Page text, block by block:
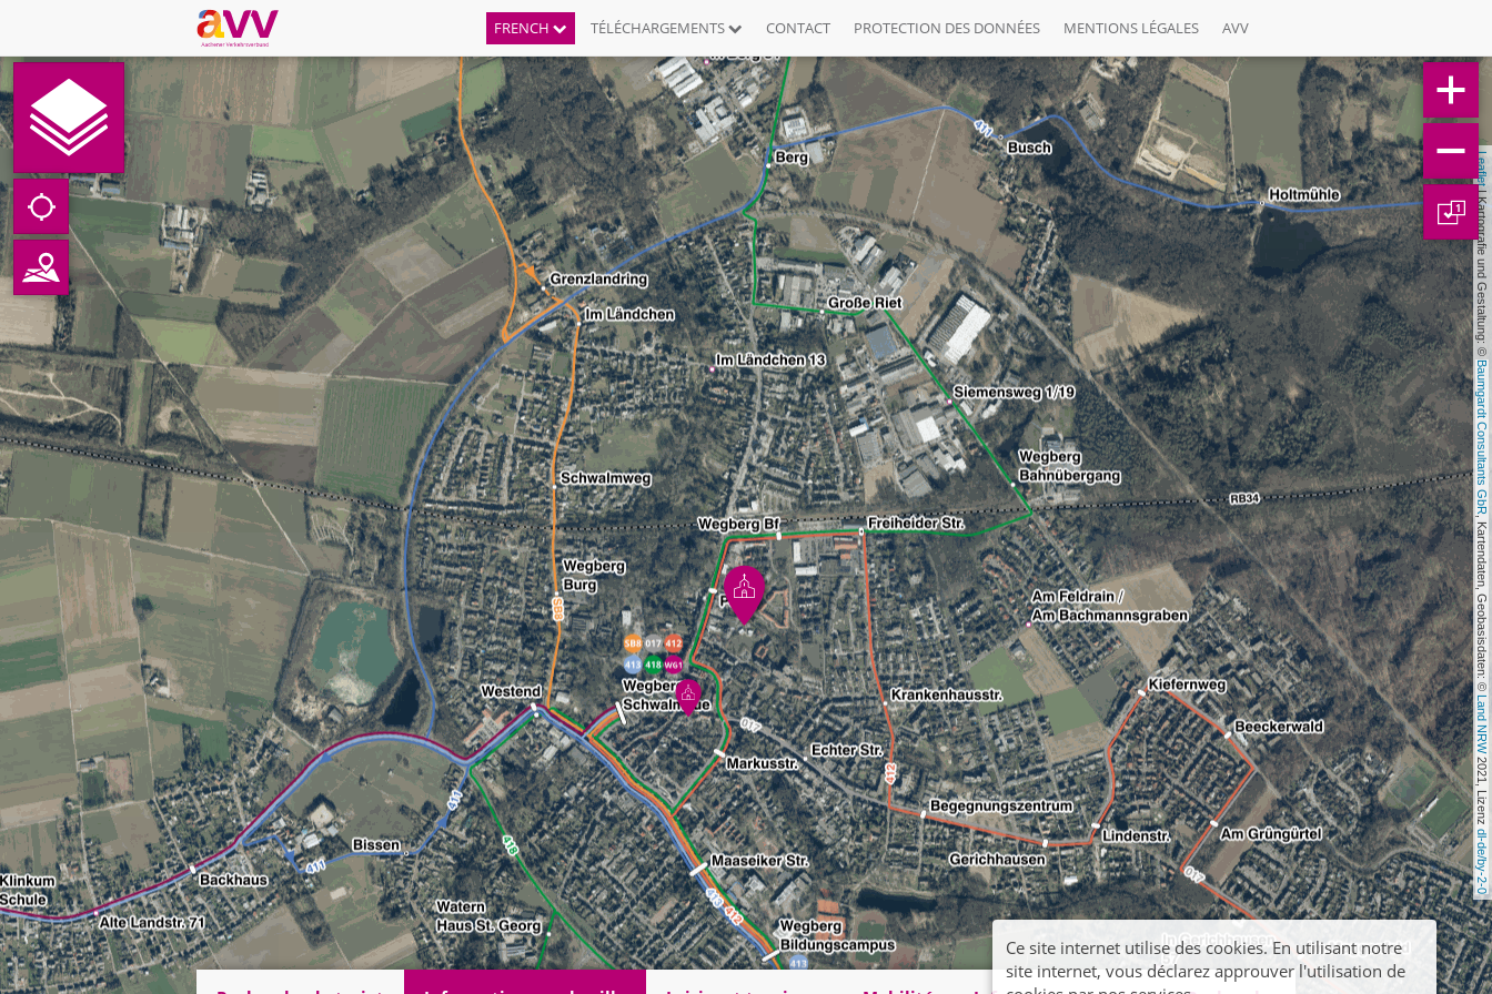
FRENCH TÉLÉCHARGEMENTS CONTACT PROTECTION DES DONNÉES MENTIONS LÉGALES AVV
Leaflet
| Kartografie und Gestaltung: ©
Baumgardt Consultants GbR
, Kartendaten, Geobasisdaten: ©
Land NRW
2021, Lizenz
dl-de/by-2-0
1
Ce site internet utilise des cookies. En utilisant notre
site internet, vous déclarez approuver l'utilisation de